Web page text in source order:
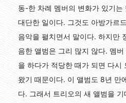
동-한 차례 멤버의 변화가 있기는
대단한 일이다. 그것도 아방가르
음악을 펼치면서 말이다. 하지만
음한 앨범은 그리 많지 않다. 멤
을 하다가 적당한 때가 되면 다시
왔기 때문이다. 이 앨범도 8년 만
다. 그래서 트리오의 새 앨범을